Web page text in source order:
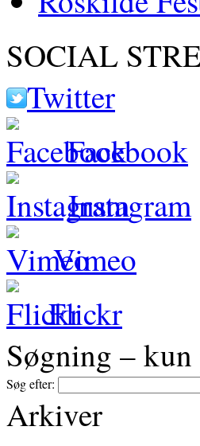
SOCIAL
Twitter
Facebook
Instagram
Vimeo
Flickr
Søgning – kun
Søg efter:
Arkiver